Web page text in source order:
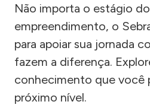
Não importa o estágio
empreendimento, o
para apoiar sua jornada
fazem a diferença.
conhecimento que você
próximo nível.